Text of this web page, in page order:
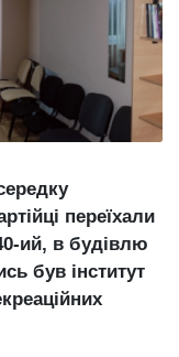
переїхали
ий, в будівлю
був інститут